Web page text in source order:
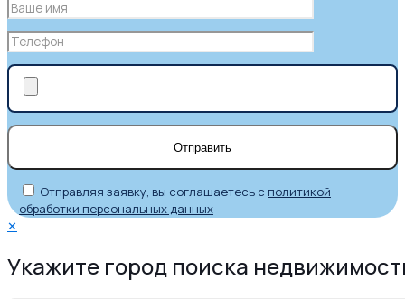
Отправляя заявку, вы соглашаетесь с политикой
обработки персональных данных
✕
Укажите город поиска